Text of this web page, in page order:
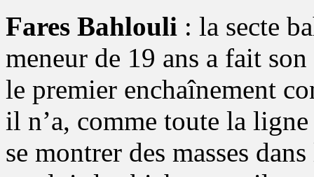
Fares Bahlouli : la secte
meneur de 19 ans a fait
le premier enchaînement
il n’a, comme toute la
se montrer des masses